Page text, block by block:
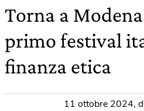
Torna a
primo festival
finanza etica
11 ottobre 2024,